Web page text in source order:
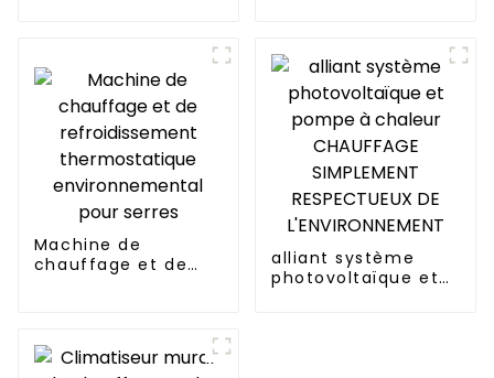
Machine de
chauffage et de
pour serres
alliant système
photovoltaïque et